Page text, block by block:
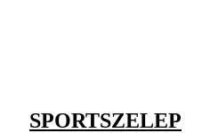
SPORTSZELEP